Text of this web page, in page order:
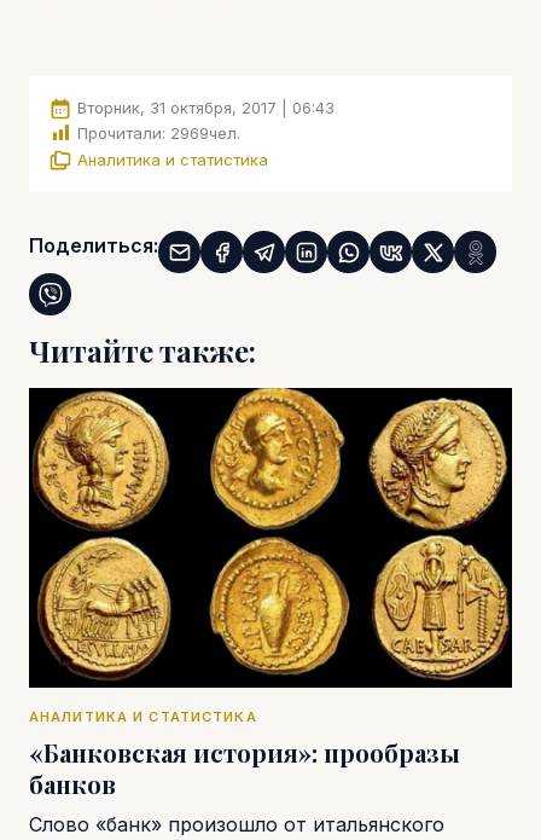
Вторник, 31 октября, 2017 | 06:43
Прочитали: 2969чел.
Аналитика и статистика
Поделиться:
Читайте также:
АНАЛИТИКА И СТАТИСТИКА
«Банковская история»: прообразы
банков
Слово «банк» произошло от итальянского